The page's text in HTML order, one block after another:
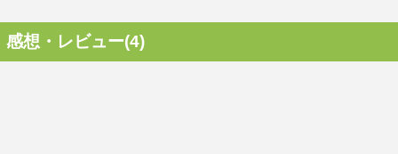
感想・レビュー(4)